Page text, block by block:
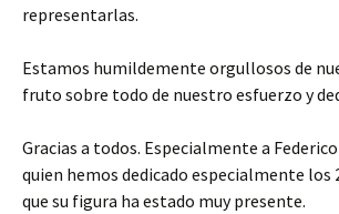
representarlas.
Estamos humildemente orgullosos de
fruto sobre todo de nuestro esfuerzo y
Gracias a todos. Especialmente a
quien hemos dedicado especialmente los
que su figura ha estado muy presente.